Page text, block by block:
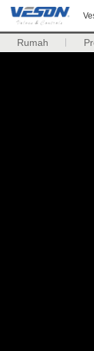
Rumah